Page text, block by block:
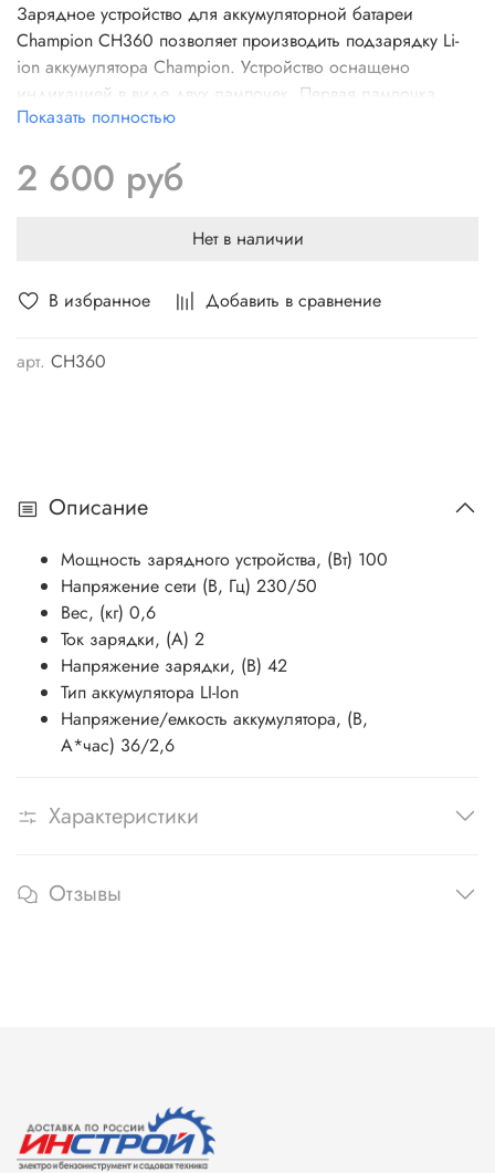
В избранное Добавить в сравнение
арт. CH360
Зарядное устройство для аккумуляторной батареи
Champion CH360 позволяет производить подзарядку Li-
ion аккумулятора Champion. Устройство оснащено
индикацией в виде двух лампочек. Первая лампочка
загорается зеленым светом при включении устройство в
Зеленый свет обеих лампочек означает полный заряд
аккумуляторной батареи.
Производить подзарядку аккумулятора следует при
Не следует хранить батарею в разряженном
Показать полностью
2 600 руб
Нет в наличии
Описание
Мощность зарядного устройства, (Вт) 100
Напряжение сети (В, Гц) 230/50
Вес, (кг) 0,6
Ток зарядки, (А) 2
Напряжение зарядки, (В) 42
Тип аккумулятора LI-Ion
Напряжение/емкость аккумулятора, (В,
А*час) 36/2,6
Характеристики
Отзывы